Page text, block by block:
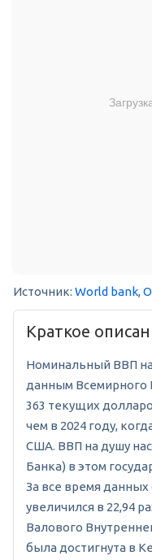
Источник: World bank,
Краткое
Номинальный ВВП
данным Всемирного
363 текущих
чем в 2024 году,
США. ВВП на душу
Банка) в этом
За все время данных
увеличился в 22,94
Валового
была достигнута в